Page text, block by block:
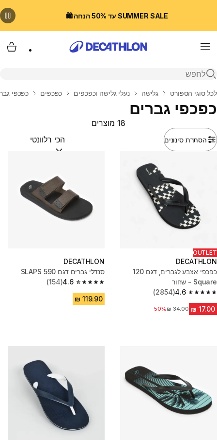
SUMMER SALE עד 50% הנחה 🛍️
Menu
פתיחת חיפוש
בית
לכל סוגי הספורט גלישה נעלי גלישה וכפכפים כפכפים כפכפי
כפכפי גברים
הסתרת סינונים
18 מוצרים
מיין לפי:(optional)
OUTLET
DECATHLON
כפכפי אצבע לגברים, דגם 120
Square - שחור
4.6
4.6 out of 5 stars from 2854 reviews
(2854)
מחיר לפני הנחה‏34.00 ₪
50%
DECATHLON
סנדלי גברים דגם SLAPS 590
4.6
4.6 out of 5 stars from 154 reviews
(154)